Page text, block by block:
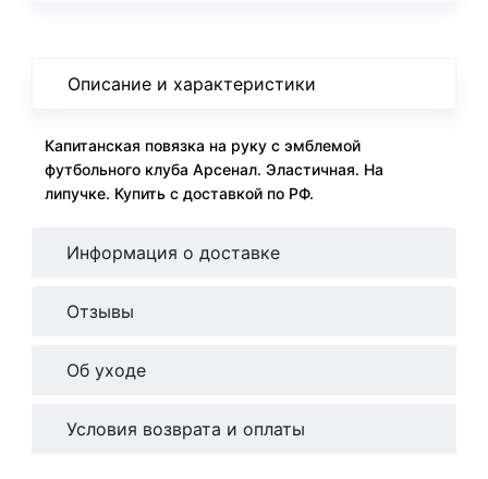
Описание и характеристики
Капитанская повязка на руку с эмблемой
футбольного клуба Арсенал. Эластичная. На
липучке. Купить с доставкой по РФ.
Информация о доставке
Отзывы
Об уходе
Условия возврата и оплаты